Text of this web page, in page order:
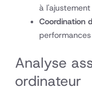
à l'ajustement
Coordination
Analyse
ordinateur